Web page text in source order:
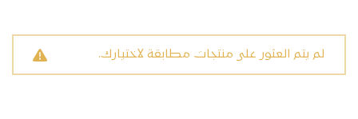
لم يتم العثور على منتجات مطابقة لاختيارك.